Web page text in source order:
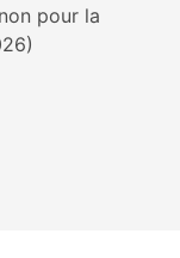
pour la